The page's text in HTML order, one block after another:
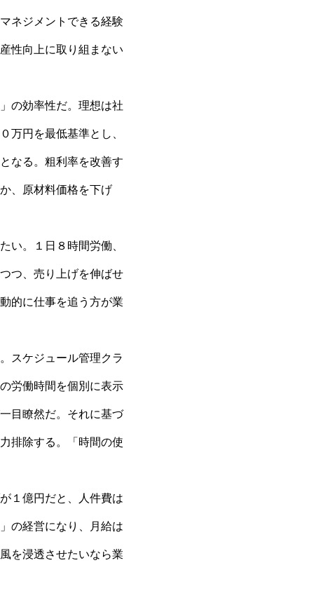
ネジメントできる経験
性向上に取り組まない
の効率性だ。理想は社
万円を最低基準とし、
なる。粗利率を改善す
、原材料価格を下げ
い。１日８時間労働、
つ、売り上げを伸ばせ
的に仕事を追う方が業
スケジュール管理クラ
労働時間を個別に表示
目瞭然だ。それに基づ
排除する。「時間の使
１億円だと、人件費は
の経営になり、月給は
を浸透させたいなら業